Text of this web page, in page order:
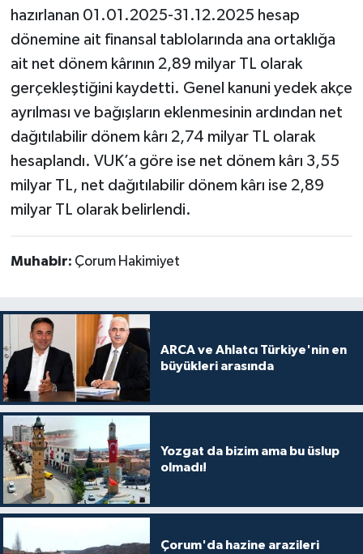
hazırlanan 01.01.2025-31.12.2025 hesap
dönemine ait finansal tablolarında ana ortaklığa
ait net dönem kârının 2,89 milyar TL olarak
gerçekleştiğini kaydetti. Genel kanuni yedek akçe
ayrılması ve bağışların eklenmesinin ardından net
dağıtılabilir dönem kârı 2,74 milyar TL olarak
hesaplandı. VUK’a göre ise net dönem kârı 3,55
milyar TL, net dağıtılabilir dönem kârı ise 2,89
milyar TL olarak belirlendi.
Muhabir: Çorum Hakimiyet
ARCA ve Ahlatcı Türkiye'nin en
büyükleri arasında
Yozgat da bizim ama bu üslup
olmadı!
Çorum'da hazine arazileri